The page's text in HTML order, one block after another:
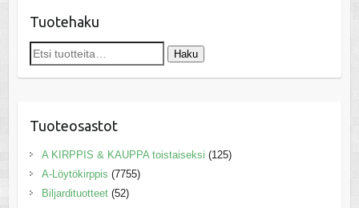
Tuotehaku
Etsi: Haku
Tuoteosastot
A KIRPPIS & KAUPPA toistaiseksi (125)
A-Löytökirppis (7755)
Biljardituotteet (52)